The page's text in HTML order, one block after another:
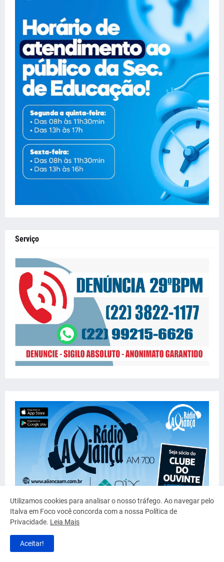
Serviço
Utilizamos cookies para analisar o nosso tráfego. Ao navegar pelo
Italva em Foco você concorda com a nossa Política de
Privacidade. Leia Mais
Aceitar!